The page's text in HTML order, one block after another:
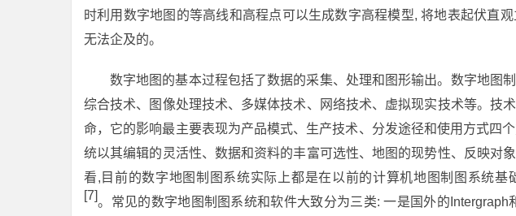
时利用数字地图的等高线和高程点可以生成数字高程模型, 将地表起伏直
无法企及的。
数字地图的基本过程包括了数据的采集、处理和图形输出。数字地图
综合技术、图像处理技术、多媒体技术、网络技术、虚拟现实技术等。技
命，它的影响最主要表现为产品模式、生产技术、分发途径和使用方式四
统以其编辑的灵活性、数据和资料的丰富可选性、地图的现势性、反映对
看,目前的数字地图制图系统实际上都是在以前的计算机地图制图系统基
[7]。常见的数字地图制图系统和软件大致分为三类: 一是国外的Intergraph